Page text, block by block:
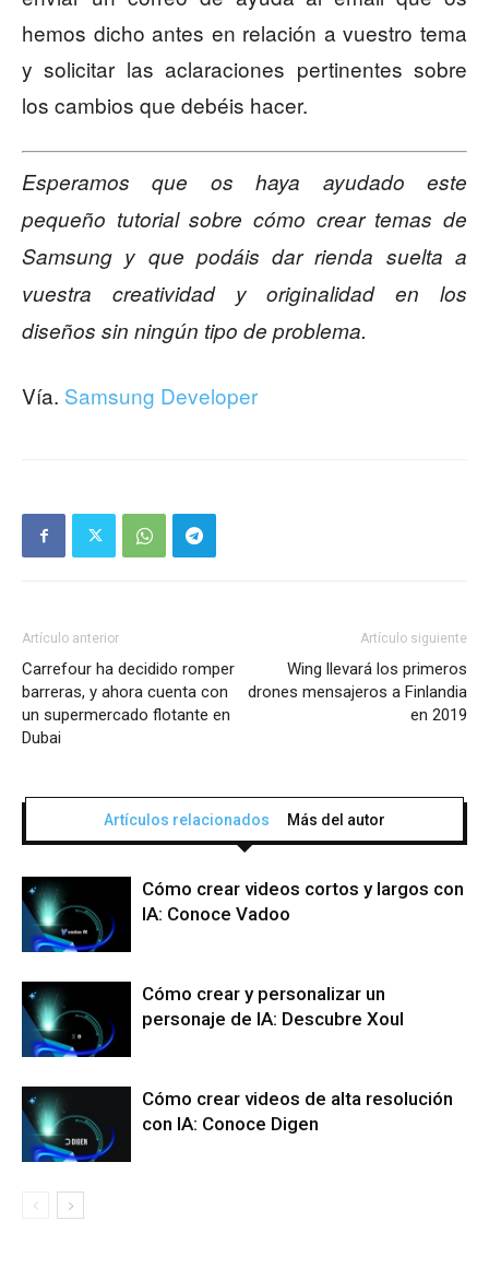
hemos dicho antes en relación a vuestro tema
y solicitar las aclaraciones pertinentes sobre
los cambios que debéis hacer.
Esperamos que os haya ayudado este
pequeño tutorial sobre cómo crear temas de
Samsung y que podáis dar rienda suelta a
vuestra creatividad y originalidad en los
diseños sin ningún tipo de problema.
Vía. Samsung Developer
Artículo anterior
Carrefour ha decidido romper
barreras, y ahora cuenta con
un supermercado flotante en
Dubai
Artículo siguiente
Wing llevará los primeros
drones mensajeros a Finlandia
en 2019
Artículos relacionados Más del autor
Cómo crear videos cortos y largos con
IA: Conoce Vadoo
Cómo crear y personalizar un
personaje de IA: Descubre Xoul
Cómo crear videos de alta resolución
con IA: Conoce Digen